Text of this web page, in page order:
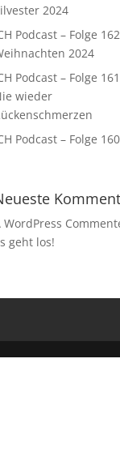
2024
Podcast – Folge
2024
Podcast – Folge
wieder
Podcast – Folge
WordPress
geht los!